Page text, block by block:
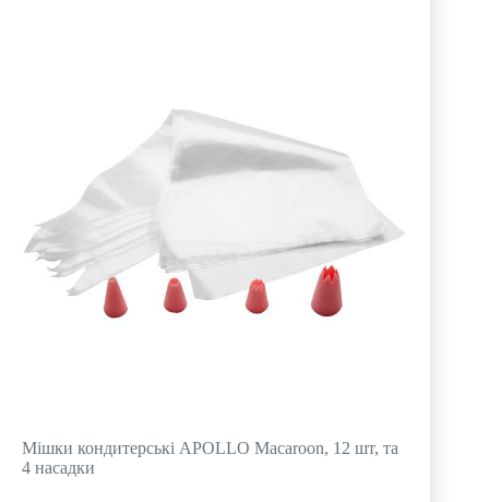
Мішки кондитерські APOLLO Macaroon, 12 шт, та
4 насадки